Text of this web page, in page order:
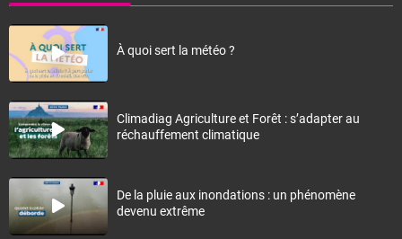
À quoi sert la météo ?
Climadiag Agriculture et Forêt : s’adapter au
réchauffement climatique
De la pluie aux inondations : un phénomène
devenu extrême